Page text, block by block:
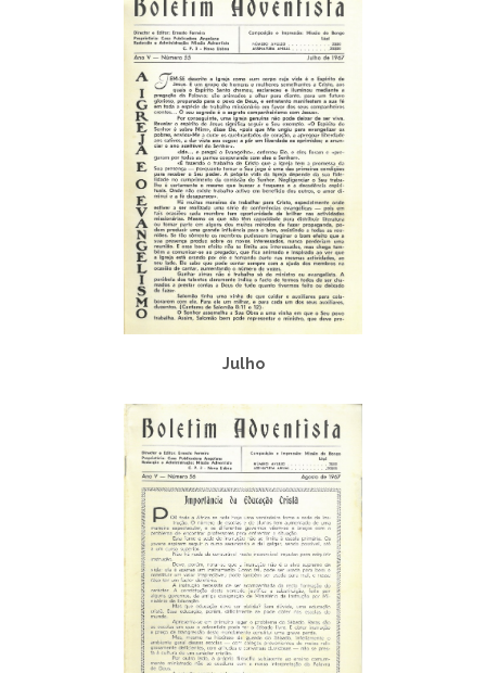
Julho